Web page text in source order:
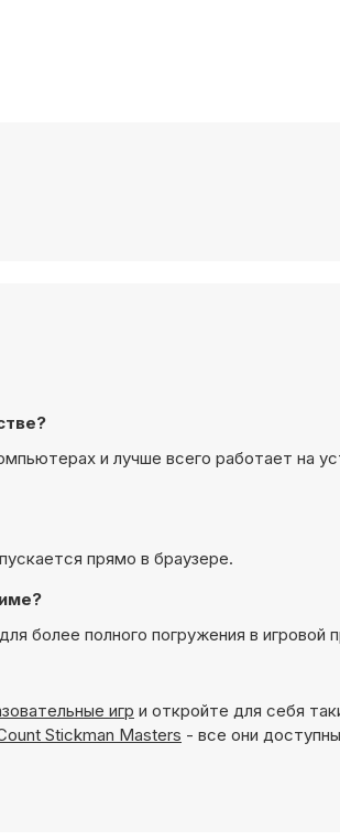
и лучше всего работает на
прямо в браузере.
более полного погружения в игровой
игр и откройте для себя
Stickman Masters - все они